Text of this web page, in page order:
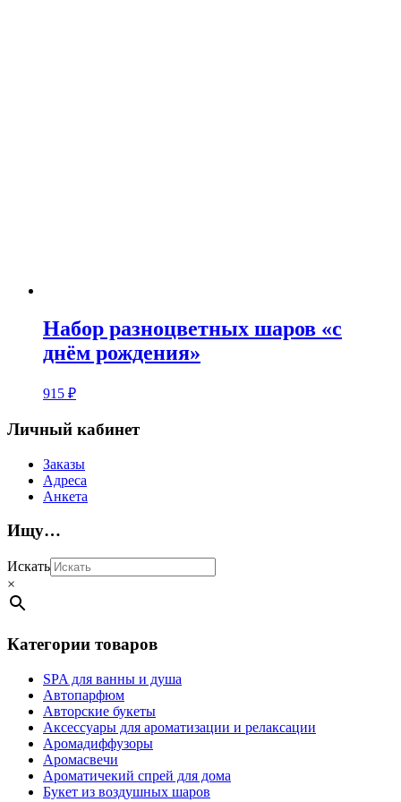
Набор разноцветных шаров «с
днём рождения»
915 ₽
Личный кабинет
Заказы
Адреса
Анкета
Ищу…
Искать
×
Категории товаров
SPA для ванны и душа
Автопарфюм
Авторские букеты
Аксессуары для ароматизации и релаксации
Аромадиффузоры
Аромасвечи
Ароматичекий спрей для дома
Букет из воздушных шаров